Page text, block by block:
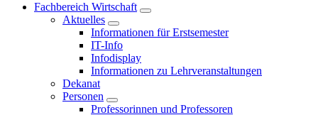
Fachbereich Wirtschaft
Aktuelles
Informationen für Erstsemester
IT-Info
Infodisplay
Informationen zu Lehrveranstaltungen
Dekanat
Personen
Professorinnen und Professoren